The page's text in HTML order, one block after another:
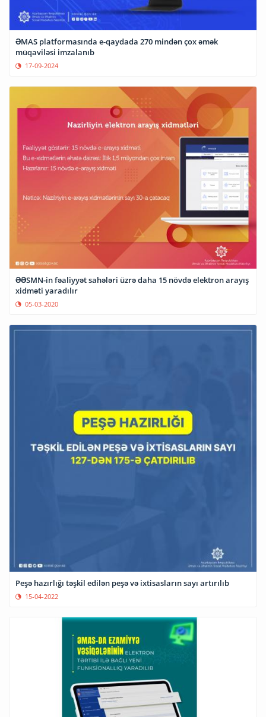
ƏMAS platformasında e-qaydada 270 mindən çox əmək
müqaviləsi imzalanıb
17-09-2024
ƏƏSMN-in fəaliyyət sahələri üzrə daha 15 növdə elektron arayış
xidməti yaradılır
05-03-2020
Peşə hazırlığı təşkil edilən peşə və ixtisasların sayı artırılıb
15-04-2022